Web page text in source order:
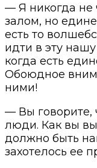
— Я никогда не
залом, но
есть то
идти в эту
когда есть
Обоюдное
ними!
— Вы говорите,
люди. Как вы
должно быть
захотелось ее